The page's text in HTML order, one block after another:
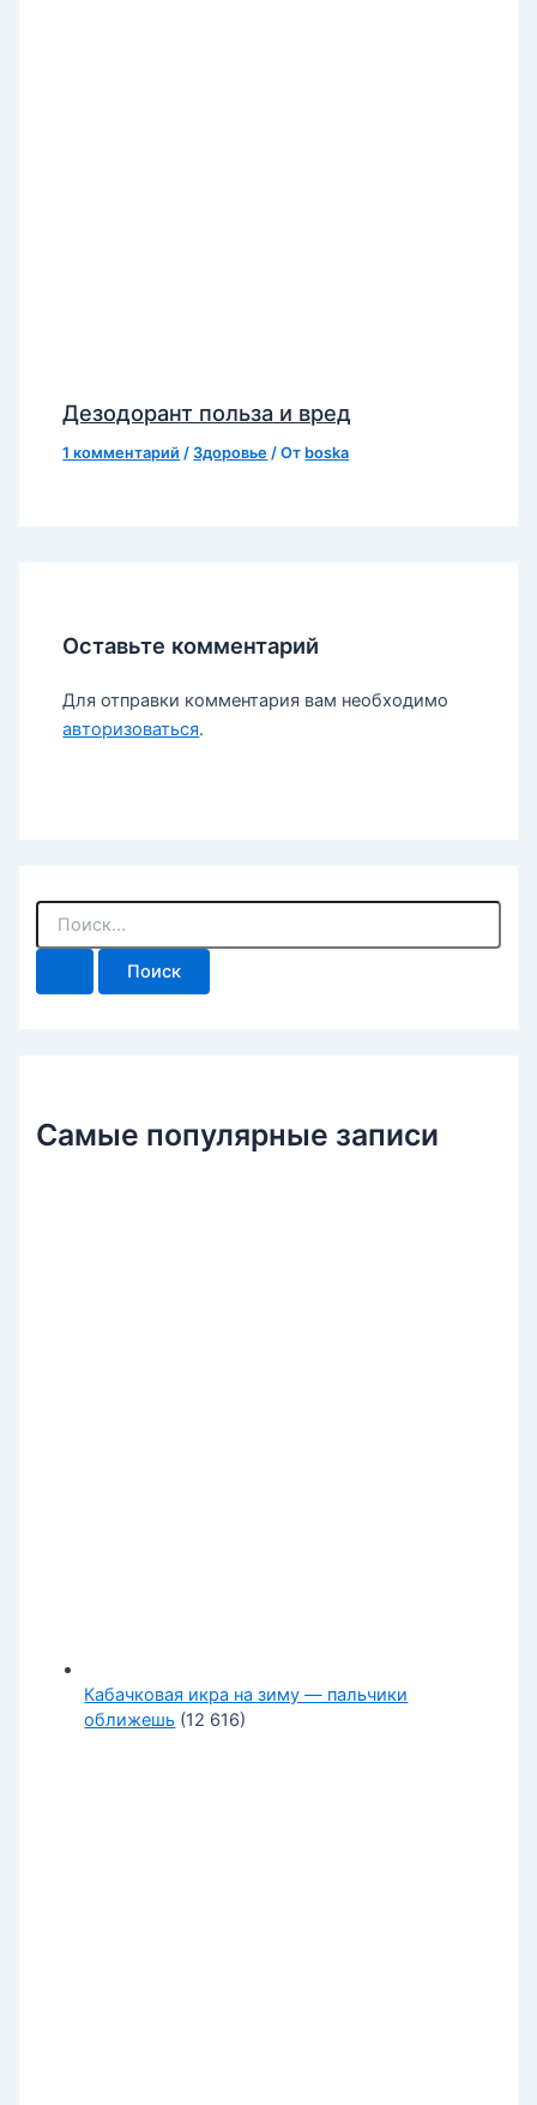
Дезодорант польза и вред
1 комментарий /Здоровье / От boska
Оставьте комментарий
Для отправки комментария вам необходимо
авторизоваться.
П
и
Самые популярные записи
Кабачковая икра на зиму — пальчики
оближешь (12 616)